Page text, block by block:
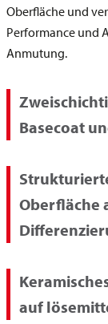
Oberfläche und
Performance und
Anmutung.
Basecoat
Oberfläche
auf